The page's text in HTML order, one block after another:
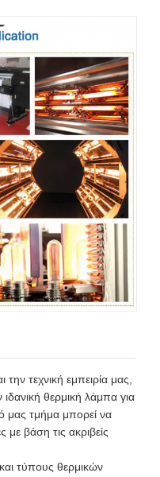
τεχνική εμπειρία μας,
θερμική λάμπα για
μας τμήμα μπορεί να
βάση τις ακριβείς
τύπους θερμικών